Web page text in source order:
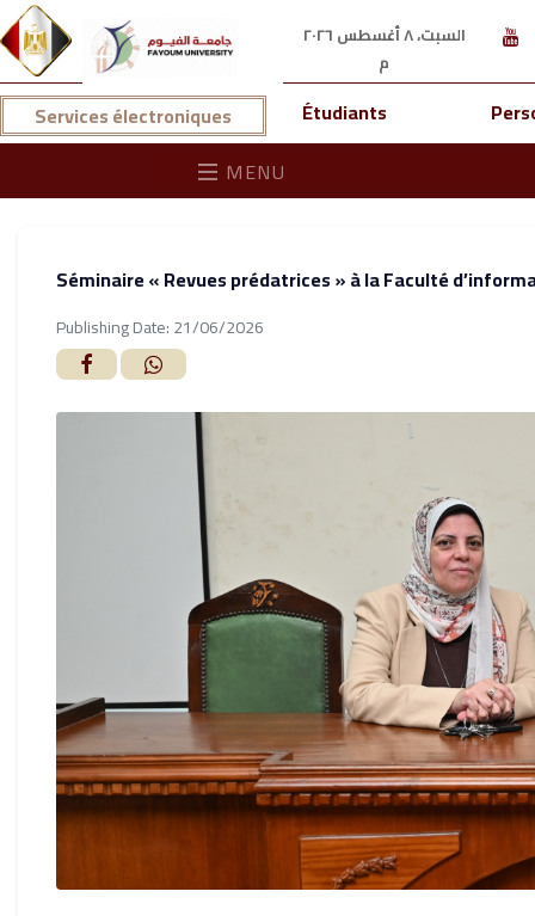
السبت، ٨ أغسطس ٢٠٢٦
م
Services électroniques Étudiants
MENU
Séminaire « Revues prédatrices » à la Faculté
Publishing Date: 21/06/2026